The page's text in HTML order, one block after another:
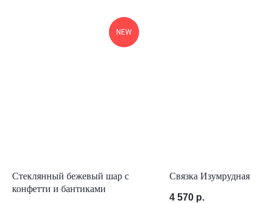
NEW
Стеклянный бежевый шар с
конфетти и бантиками
Связка Изумрудная
4 570 р.